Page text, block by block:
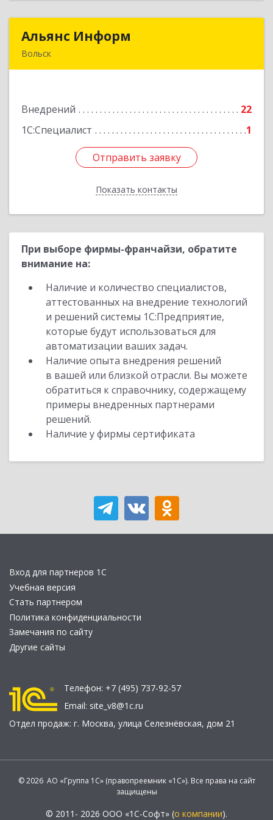
Альянс Информ
Вольск
Внедрений
22
1С:Специалист
1
Отправить заявку
Показать контакты
Подробнее
Отправить заявку
Назад
При выборе фирмы-франчайзи, обратите
внимание на:
Наличие и количество специалистов,
аттестованных на внедрение технологий
и решений системы 1С:Предприятие,
которые будут использоваться для
автоматизации ваших задач.
Наличие опыта внедрения решений
в вашей или близкой отрасли. Вы можете
обратиться к справочнику, содержащему
примеры внедренных партнерами
решений.
Наличие у фирмы сертификата
Вход для партнеров 1С
Учебная версия
Стать партнером
Политика конфиденциальности
Замечания по сайту
Другие сайты
Телефон: +7 (495) 737-92-57
Email: site_v8@1c.ru
Отдел продаж: г. Москва, улица Селезнёвская, дом 21
© 2026 АО «Группа 1С» (правопреемник «1С»). Все права на сайт
защищены
© 2011- 2026 ООО «1С-Софт» (о компании).